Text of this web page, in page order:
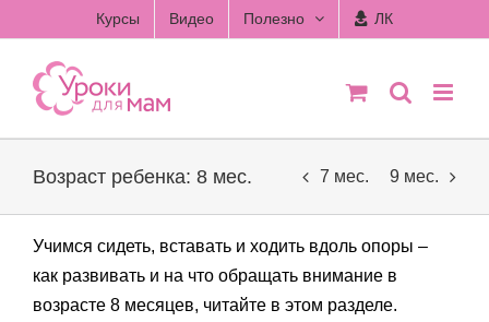
to
content
Курсы Видео Полезно ЛК
Возраст ребенка: 8 мес. 7 мес. 9 мес.
Учимся сидеть, вставать и ходить вдоль опоры –
как развивать и на что обращать внимание в
возрасте 8 месяцев, читайте в этом разделе.